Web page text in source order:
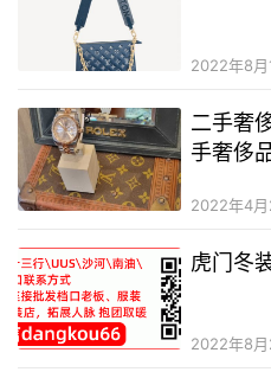
2022年8月
二手奢
手奢侈
2022年4月
虎门冬
2022年8月